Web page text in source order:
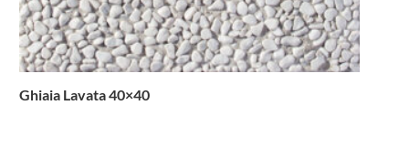
Ghiaia Lavata 40×40